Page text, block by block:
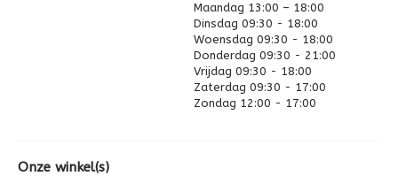
Maandag 13:00 – 18:00
Dinsdag 09:30 - 18:00
Woensdag 09:30 - 18:00
Donderdag 09:30 - 21:00
Vrijdag 09:30 - 18:00
Zaterdag 09:30 - 17:00
Zondag 12:00 - 17:00
Onze winkel(s)